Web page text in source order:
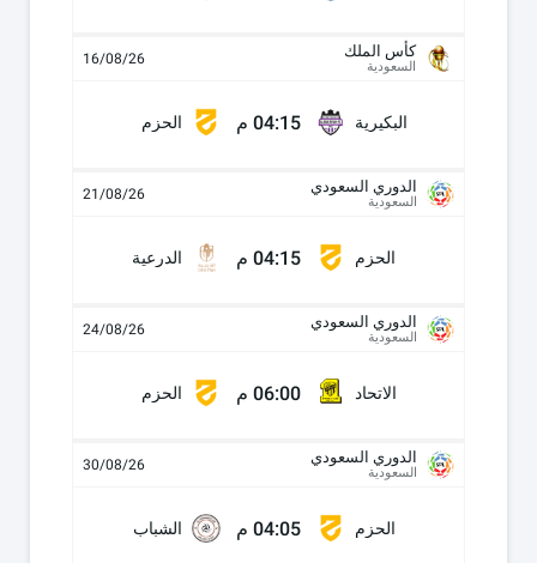
كأس الملك
السعودية 16/08/26
البكيرية 04:15 م الحزم
الدوري السعودي
السعودية 21/08/26
الحزم 04:15 م الدرعية
الدوري السعودي
السعودية 24/08/26
الاتحاد 06:00 م الحزم
الدوري السعودي
السعودية 30/08/26
الحزم 04:05 م الشباب